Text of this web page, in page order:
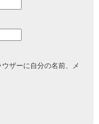
ザーに自分の名前、メ